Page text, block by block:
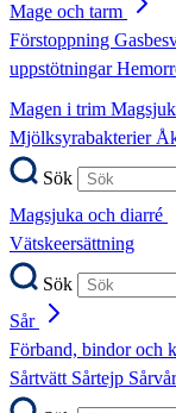
Mage och tarm
Förstoppning
uppstötningar
Magen i trim
Mjölksyrabakterier
Sök
Magsjuka och diarré
Vätskeersättning
Sök
Sår
Förband, bindor och
Sårtvätt Sårtejp